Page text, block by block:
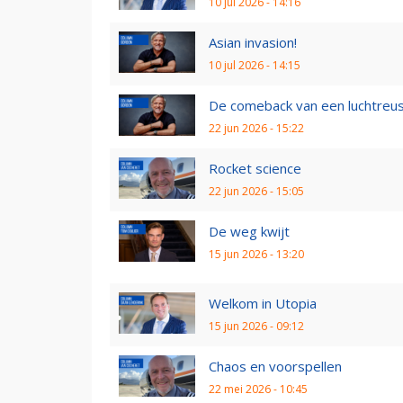
Asian invasion!
10 jul 2026 - 14:15
De comeback van een
22 jun 2026 - 15:22
Rocket science
22 jun 2026 - 15:05
De weg kwijt
15 jun 2026 - 13:20
Welkom in Utopia
15 jun 2026 - 09:12
Chaos en voorspellen
22 mei 2026 - 10:45